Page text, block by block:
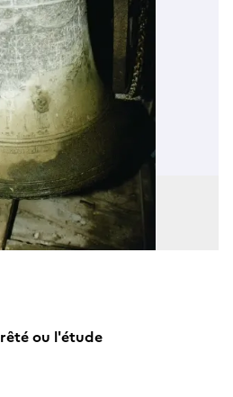
ou l'étude